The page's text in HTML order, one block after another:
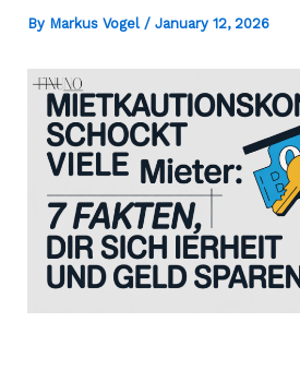
By Markus Vogel / January 12, 2026